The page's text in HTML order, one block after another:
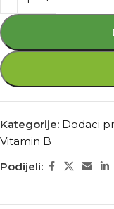
Kategorije: Dodaci
Vitamin B
Podijeli: